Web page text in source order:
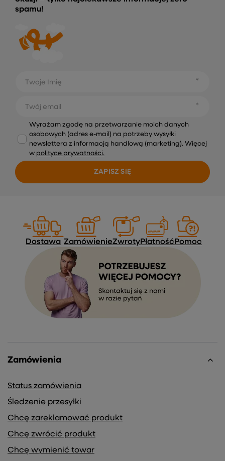
spamu!
Twoje Imię
Twój email
Wyrażam zgodę na przetwarzanie moich danych
osobowych (adres e-mail) na potrzeby wysyłki
newslettera z informacją handlową (marketing). Więcej
w polityce prywatności.
ZAPISZ SIĘ
Dostawa ZamówienieZwrotyPłatność Pomoc
Zamówienia
Status zamówienia
Śledzenie przesyłki
Chcę zareklamować produkt
Chcę zwrócić produkt
Chcę wymienić towar